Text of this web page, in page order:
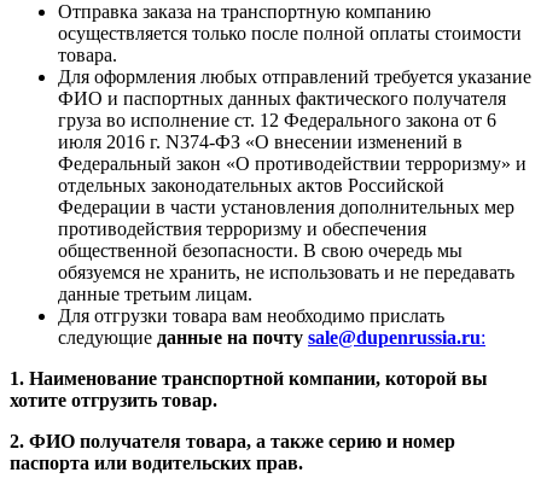
Отправка заказа на транспортную компанию
осуществляется только после полной оплаты стоимости
товара.
Для оформления любых отправлений требуется указание
ФИО и паспортных данных фактического получателя
груза во исполнение ст. 12 Федерального закона от 6
июля 2016 г. N374-ФЗ «О внесении изменений в
Федеральный закон «О противодействии терроризму» и
отдельных законодательных актов Российской
Федерации в части установления дополнительных мер
противодействия терроризму и обеспечения
общественной безопасности. В свою очередь мы
обязуемся не хранить, не использовать и не передавать
данные третьим лицам.
Для отгрузки товара вам необходимо прислать
следующие данные на почту sale@dupenrussia.ru:
1. Наименование транспортной компании, которой вы
хотите отгрузить товар.
2. ФИО получателя товара, а также серию и номер
паспорта или водительских прав.